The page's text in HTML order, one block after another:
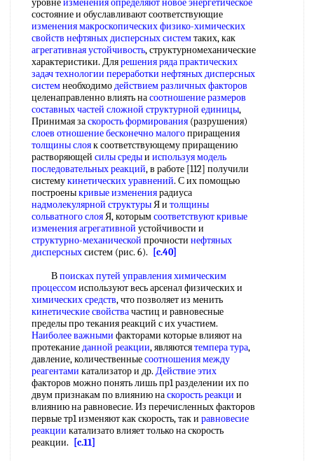
уровнеизменения определяютновое энергетическое
состояние и обуславливают соответствующие
изменения макроскопическихфизико-химических
свойств нефтяныхдисперсных системтаких, как
агрегативная устойчивость, структурномеханические
характеристики. Длярешения рядапрактических
задачтехнологии переработки нефтяныхдисперсных
системнеобходимодействием различных факторов
целенаправленно влиять насоотношение размеров
составных частей сложной структурной единицы,
Принимая заскорость формирования (разрушения)
слоев отношениебесконечно малогоприращения
толщины слояк соответствующему приращению
растворяющей силы средыи используя модель
последовательных реакций, в работе [112] получили
системукинетических уравнений. С их помощью
построеныкривые изменениярадиуса
надмолекулярной структурыЯ и толщины
сольватного слояЯ, которымсоответствуют кривые
изменения агрегативной устойчивости и
структурно-механической прочности нефтяных
дисперсныхсистем (рис. 6).
[c.40]
Впоисках путей управления химическим
процессомиспользуют весь арсенал физических и
химических средств, что позволяет из менить
кинетические свойствачастиц и равновесные
пределы про текания реакций с их участием.
Наиболее важными факторами которые влияют на
протеканиеданной реакции, являютсятемпера тура,
давление, количественныесоотношения между
реагентами катализатор и др. Действие этих
факторов можно понять лишь пр1 разделении их по
двум признакам по влиянию наскорость реакци и
влиянию на равновесие. Из перечисленных факторов
первые тр1 изменяют как скорость, так и равновесие
реакции катализато влияет только на скорость
реакции.
[c.11]